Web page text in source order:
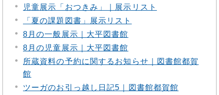
児童展示「おつきみ」｜展示リスト
「夏の課題図書」展示リスト
8月の一般展示｜大平図書館
8月の児童展示｜大平図書館
所蔵資料の予約に関するお知らせ｜図書館都賀
館
ツーガのお引っ越し日記5｜図書館都賀館